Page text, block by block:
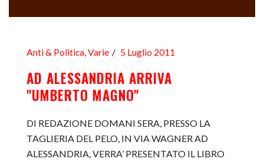
Anti & Politica,Varie 5 Luglio 2011
AD ALESSANDRIA ARRIVA
"UMBERTO MAGNO"
DI REDAZIONE DOMANI SERA, PRESSO LA
TAGLIERIA DEL PELO, IN VIA WAGNER AD
ALESSANDRIA, VERRA’ PRESENTATO IL LIBRO